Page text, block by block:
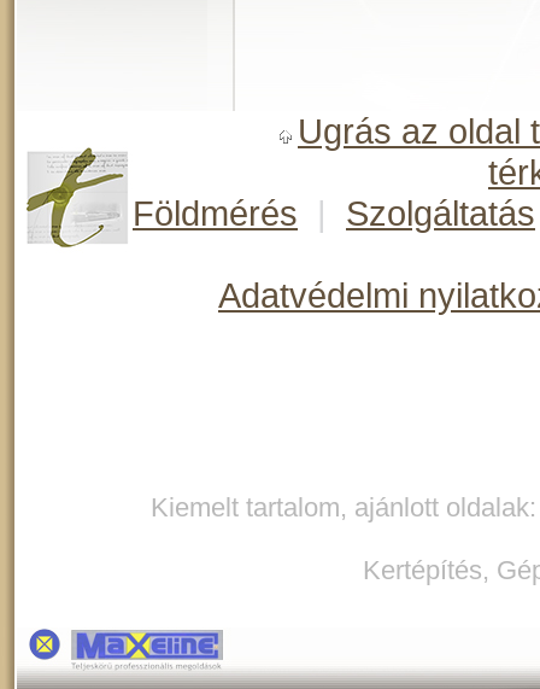
Ugrás az oldal
Földmérés
| Szolgáltatás
Adatvédelmi
Kiemelt tartalom, ajánlott
Kertépítés,